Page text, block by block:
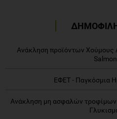
Ανάκληση προϊόντων
ΕΦΕΤ - Παγκόσμια
Ανάκληση μη ασφαλών